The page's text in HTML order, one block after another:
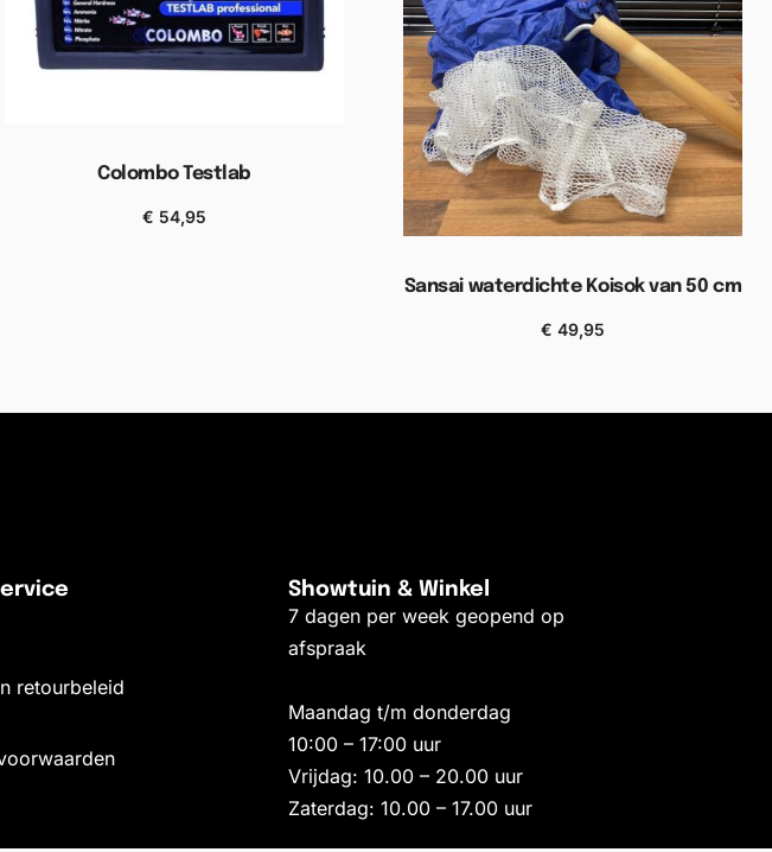
Colombo Testlab
€ 54,95
Sansai waterdichte Koisok van 50 cm
€ 49,95
retourbeleid
Showtuin & Winkel
7 dagen per week geopend op
afspraak
Maandag t/m donderdag
10:00 – 17:00 uur
Vrijdag: 10.00 – 20.00 uur
Zaterdag: 10.00 – 17.00 uur